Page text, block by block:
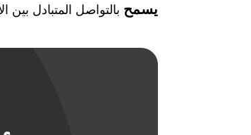
يسمح بالتواصل المتبادل